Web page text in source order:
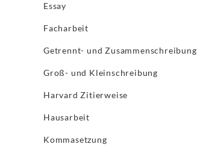
Essay
Facharbeit
Getrennt- und Zusammenschreibung
Groß- und Kleinschreibung
Harvard Zitierweise
Hausarbeit
Kommasetzung